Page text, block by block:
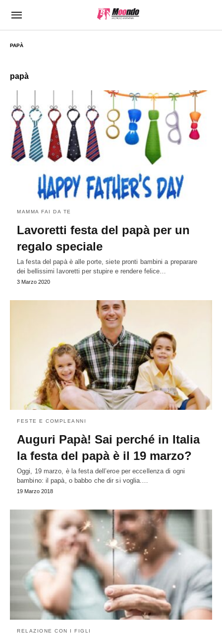
PAPÀ
papà
MAMMA FAI DA TE
Lavoretti festa del papà per un
regalo speciale
La festa del papà è alle porte, siete pronti bambini a preparare
dei bellissimi lavoretti per stupire e rendere felice…
3 Marzo 2020
FESTE E COMPLEANNI
Auguri Papà! Sai perché in Italia
la festa del papà è il 19 marzo?
Oggi, 19 marzo, è la festa dell’eroe per eccellenza di ogni
bambino: il papà, o babbo che dir si voglia.…
19 Marzo 2018
RELAZIONE CON I FIGLI